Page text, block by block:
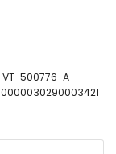
500776-A